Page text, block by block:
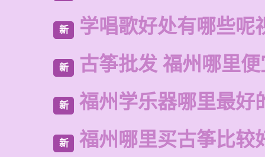
新 学唱歌好处有哪些呢
新 古筝批发 福州哪里
新 福州学乐器哪里最好
新 福州哪里买古筝比较